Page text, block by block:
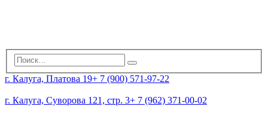
г. Калуга, Платова 19+ 7 (900) 571-97-22
г. Калуга, Суворова 121, стр. 3+ 7 (962) 371-00-02